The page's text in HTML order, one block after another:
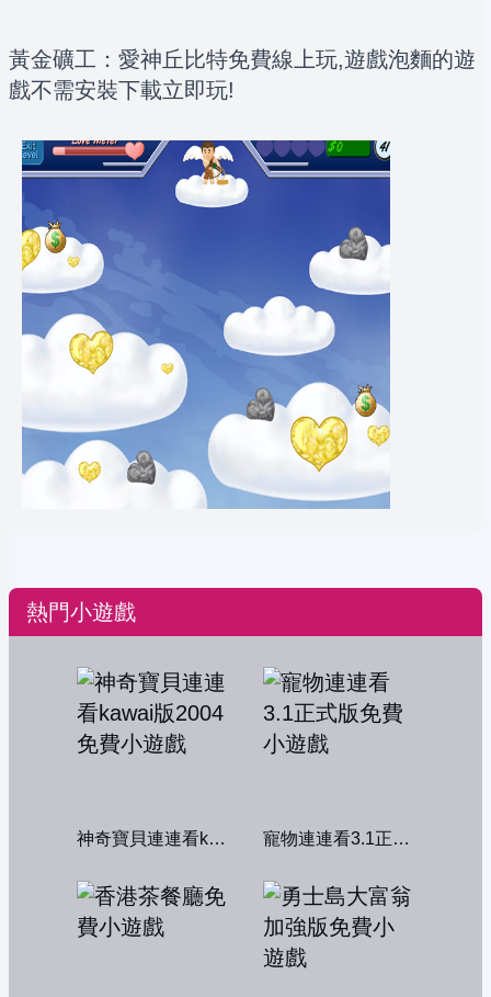
黃金礦工：愛神丘比特免費線上玩,遊戲泡麵的遊
戲不需安裝下載立即玩!
熱門小遊戲
神奇寶貝連連看kawai版2004 寵物連連看3.1正式版